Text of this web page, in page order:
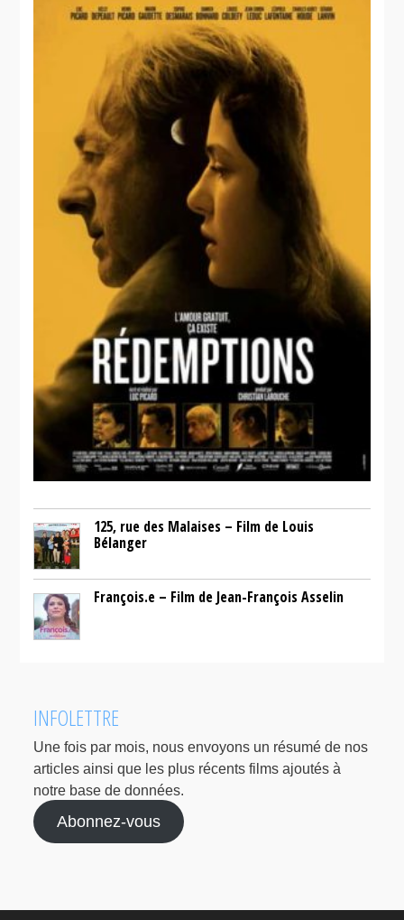
125, rue des Malaises – Film de Louis
Bélanger
François.e – Film de Jean-François Asselin
INFOLETTRE
Une fois par mois, nous envoyons un résumé de nos
articles ainsi que les plus récents films ajoutés à
notre base de données.
Abonnez-vous